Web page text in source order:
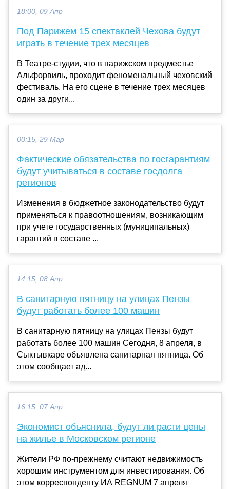
18:00, 09 Апр
Под Парижем 15 спектаклей Чехова будут
играть в течение трех месяцев
В Театре-студии, что в парижском предместье
Альфорвиль, проходит феноменальный чеховский
фестиваль. На его сцене в течение трех месяцев
один за други...
00:15, 29 Мар
Фактические обязательства по госгарантиям
будут учитываться в составе госдолга
регионов
Изменения в бюджетное законодательство будут
применяться к правоотношениям, возникающим
при учете государственных (муниципальных)
гарантий в составе ...
14:15, 08 Апр
В санитарную пятницу на улицах Пензы
будут работать более 100 машин
В санитарную пятницу на улицах Пензы будут
работать более 100 машин Сегодня, 8 апреля, в
Сыктывкаре объявлена санитарная пятница. Об
этом сообщает ад...
16:15, 07 Апр
Экономист объяснила, будут ли расти цены
на жилье в Московском регионе
Жители РФ по-прежнему считают недвижимость
хорошим инструментом для инвестирования. Об
этом корреспонденту ИА REGNUM 7 апреля